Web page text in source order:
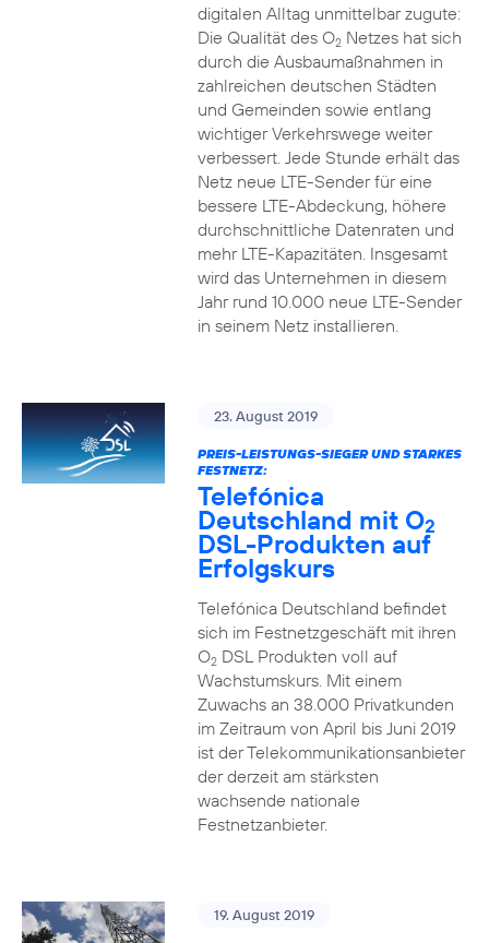
digitalen Alltag unmittelbar zugute:
Die Qualität des O2Netzes hat sich
durch die Ausbaumaßnahmen in
zahlreichen deutschen Städten
und Gemeinden sowie entlang
wichtiger Verkehrswege weiter
verbessert. Jede Stunde erhält das
Netz neue LTE-Sender für eine
bessere LTE-Abdeckung, höhere
durchschnittliche Datenraten und
mehr LTE-Kapazitäten. Insgesamt
wird das Unternehmen in diesem
Jahr rund 10.000 neue LTE-Sender
in seinem Netz installieren.
23. August 2019
PREIS-LEISTUNGS-SIEGER UND STARKES
FESTNETZ:
Telefónica
Deutschland mit O2
DSL-Produkten auf
Erfolgskurs
Telefónica Deutschland befindet
sich im Festnetzgeschäft mit ihren
O2DSL Produkten voll auf
Wachstumskurs. Mit einem
Zuwachs an 38.000 Privatkunden
im Zeitraum von April bis Juni 2019
ist der Telekommunikationsanbieter
der derzeit am stärksten
wachsende nationale
Festnetzanbieter.
19. August 2019